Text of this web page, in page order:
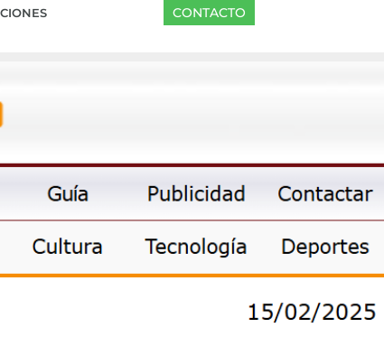
CONTACTO